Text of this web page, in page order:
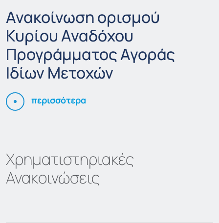
Ανακοίνωση ορισμού
Κυρίου Αναδόχου
Προγράμματος Αγοράς
Ιδίων Μετοχών
περισσότερα
Χρηματιστηριακές
Ανακοινώσεις